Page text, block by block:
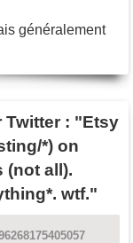
généralement
Twitter : "Etsy
*) on
(not all).
wtf."